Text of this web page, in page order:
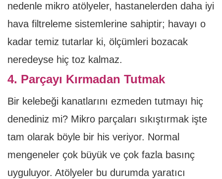
nedenle mikro atölyeler, hastanelerden daha iyi
hava filtreleme sistemlerine sahiptir; havayı o
kadar temiz tutarlar ki, ölçümleri bozacak
neredeyse hiç toz kalmaz.
4. Parçayı Kırmadan Tutmak
Bir kelebeği kanatlarını ezmeden tutmayı hiç
denediniz mi? Mikro parçaları sıkıştırmak işte
tam olarak böyle bir his veriyor. Normal
mengeneler çok büyük ve çok fazla basınç
uyguluyor. Atölyeler bu durumda yaratıcı